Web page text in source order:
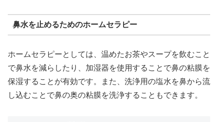
鼻水を止めるためのホームセラピー
ホームセラピーとしては、温めたお茶やスープを飲むこと
で鼻水を減らしたり、加湿器を使用することで鼻の粘膜を
保湿することが有効です。また、洗浄用の塩水を鼻から流
し込むことで鼻の奥の粘膜を洗浄することもできます。